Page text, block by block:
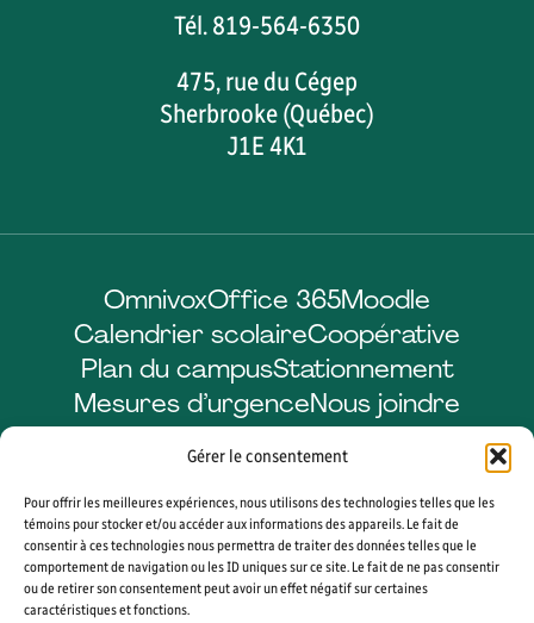
Gérer le consentement
Pour offrir les meilleures expériences, nous utilisons des technologies telles que les
témoins pour stocker et/ou accéder aux informations des appareils. Le fait de
consentir à ces technologies nous permettra de traiter des données telles que le
comportement de navigation ou les ID uniques sur ce site. Le fait de ne pas consentir
ou de retirer son consentement peut avoir un effet négatif sur certaines
caractéristiques et fonctions.
Tél. 819-564-6350
475, rue du Cégep
Sherbrooke (Québec)
J1E 4K1
OmnivoxOffice 365Moodle
Calendrier scolaireCoopérative
Plan du campusStationnement
Mesures d’urgenceNous joindre
FacebookLinkedInInstagramYouTube